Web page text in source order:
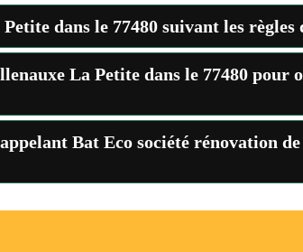
dans le 77480 suivant les règles
La Petite dans le 77480 pour
Bat Eco société rénovation